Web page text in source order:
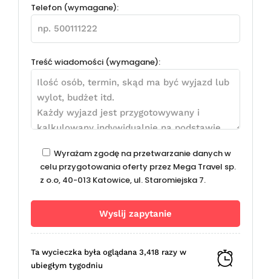
Telefon (wymagane):
Treść wiadomości (wymagane):
Wyrażam zgodę na przetwarzanie danych w
celu przygotowania oferty przez Mega Travel sp.
z o.o, 40-013 Katowice, ul. Staromiejska 7.
Ta wycieczka była oglądana 3,418 razy w
ubiegłym tygodniu